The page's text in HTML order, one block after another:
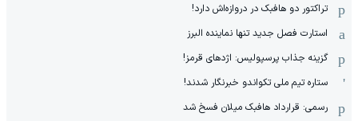
تراکتور دو هافبک در دروازه‌اش دارد!
استارت فصل جدید تنها نماینده البرز
گزینه جذاب پرسپولیس: اژدهای قرمز!
ستاره تیم ملی تکواندو خبرنگار شدند!
رسمی: قرارداد هافبک میلان فسخ شد